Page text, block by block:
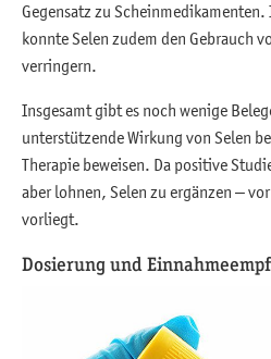
Gegensatz zu
konnte Selen zudem den Gebrauch
verringern.
Insgesamt gibt es noch wenige
unterstützende Wirkung von Selen
Therapie beweisen. Da positive
aber lohnen, Selen zu ergänzen –
vorliegt.
Dosierung und